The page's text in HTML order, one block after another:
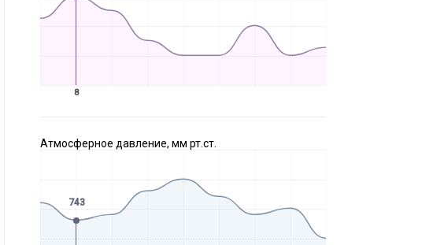
8
Атмосферное давление, мм рт.ст.
743